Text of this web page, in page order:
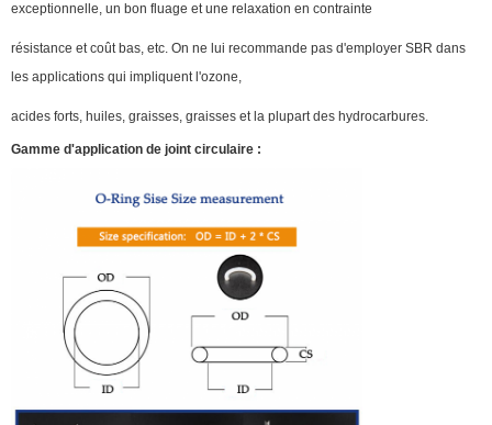
exceptionnelle, un bon fluage et une relaxation en contrainte
résistance et coût bas, etc. On ne lui recommande pas d'employer SBR dans
les applications qui impliquent l'ozone,
acides forts, huiles, graisses, graisses et la plupart des hydrocarbures.
Gamme d'application de joint circulaire :